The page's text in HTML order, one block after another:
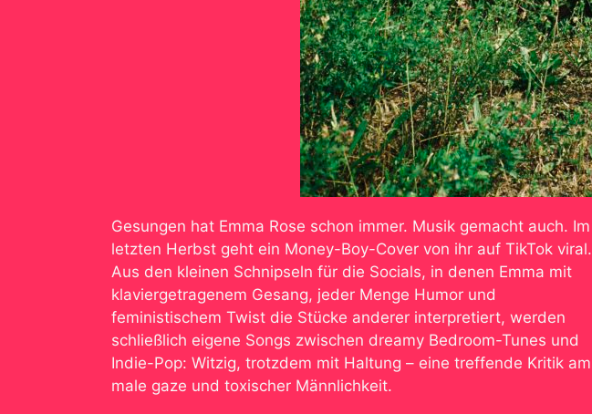
Gesungen hat Emma Rose schon immer. Musik gemacht auch. Im
letzten Herbst geht ein Money-Boy-Cover von ihr auf TikTok viral.
Aus den kleinen Schnipseln für die Socials, in denen Emma mit
klaviergetragenem Gesang, jeder Menge Humor und
feministischem Twist die Stücke anderer interpretiert, werden
schließlich eigene Songs zwischen dreamy Bedroom-Tunes und
Indie-Pop: Witzig, trotzdem mit Haltung – eine treffende Kritik am
male gaze und toxischer Männlichkeit.